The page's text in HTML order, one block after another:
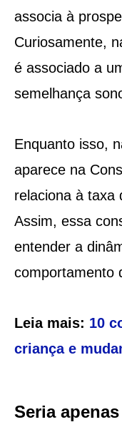
associa à
Curiosamente,
é associado a
semelhança
Enquanto isso,
aparece na
relaciona à taxa
Assim, essa
entender a
comportamento
Leia mais: 10
criança e
Seria